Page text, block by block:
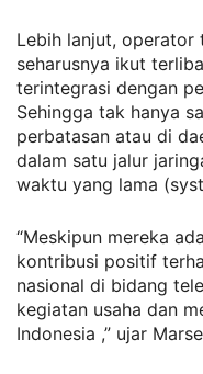
Lebih lanjut, operator
seharusnya ikut
terintegrasi dengan
Sehingga tak hanya
perbatasan atau di
dalam satu jalur
waktu yang lama
“Meskipun mereka
kontribusi positif
nasional di bidang
kegiatan usaha dan
Indonesia ,” ujar